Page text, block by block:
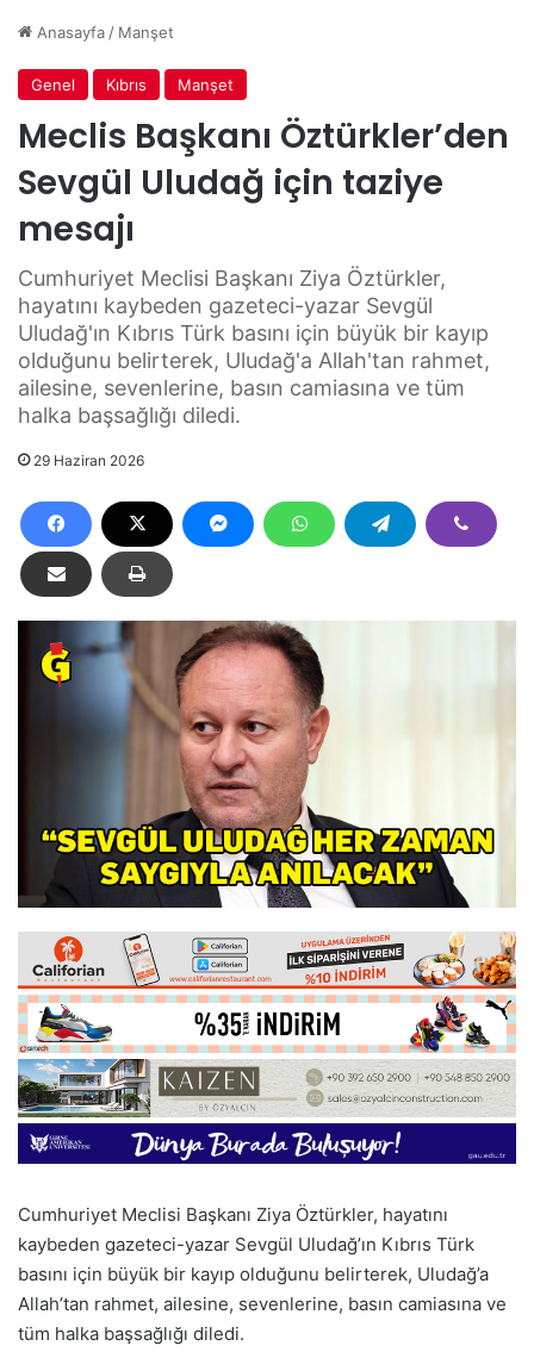
Anasayfa/ Manşet
Genel Kıbrıs Manşet
Meclis Başkanı Öztürkler’den
Sevgül Uludağ için taziye
mesajı
Cumhuriyet Meclisi Başkanı Ziya Öztürkler,
hayatını kaybeden gazeteci-yazar Sevgül
Uludağ'ın Kıbrıs Türk basını için büyük bir kayıp
olduğunu belirterek, Uludağ'a Allah'tan rahmet,
ailesine, sevenlerine, basın camiasına ve tüm
halka başsağlığı diledi.
29 Haziran 2026
Cumhuriyet Meclisi Başkanı Ziya Öztürkler, hayatını
kaybeden gazeteci-yazar Sevgül Uludağ’ın Kıbrıs Türk
basını için büyük bir kayıp olduğunu belirterek, Uludağ’a
Allah’tan rahmet, ailesine, sevenlerine, basın camiasına ve
tüm halka başsağlığı diledi.